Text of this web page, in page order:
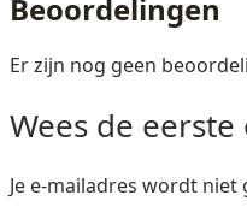
Beoordelingen
Er zijn nog geen
Wees de
Je e-mailadres wordt niet